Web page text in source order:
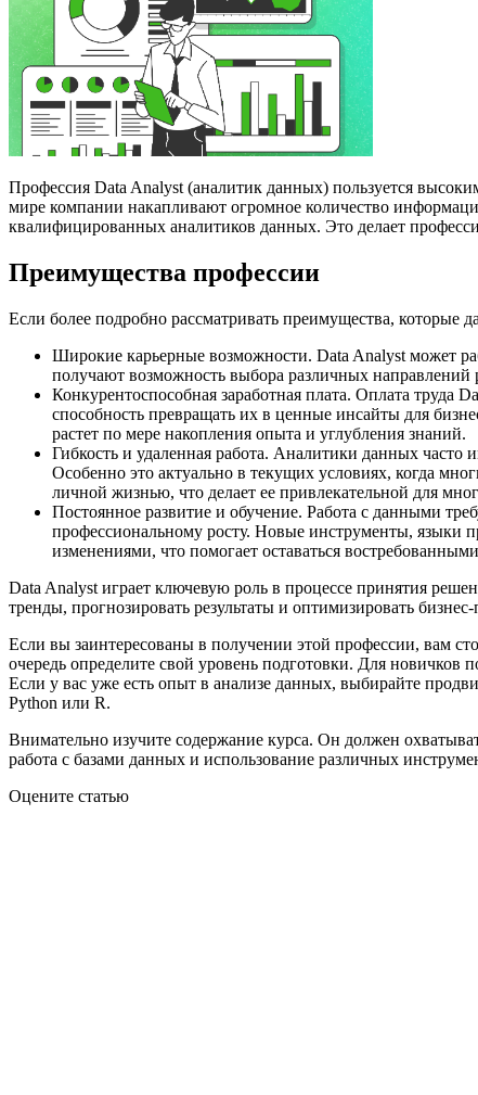
Профессия Data Analyst (аналитик данных) пользуется
мире компании накапливают огромное количество
квалифицированных аналитиков данных. Это делает
Преимущества профессии
Если более подробно рассматривать преимущества, которые
Широкие карьерные возможности. Data Analyst может
получают возможность выбора различных
Конкурентоспособная заработная плата. Оплата
способность превращать их в ценные инсайты для
растет по мере накопления опыта и углубления знаний.
Гибкость и удаленная работа. Аналитики данных часто
Особенно это актуально в текущих условиях, когда
личной жизнью, что делает ее привлекательной для
Постоянное развитие и обучение. Работа с данными
профессиональному росту. Новые инструменты, языки
изменениями, что помогает оставаться
Data Analyst играет ключевую роль в процессе принятия
тренды, прогнозировать результаты и оптимизировать
Если вы заинтересованы в получении этой профессии, вам
очередь определите свой уровень подготовки. Для
Если у вас уже есть опыт в анализе данных, выбирайте
Python или R.
Внимательно изучите содержание курса. Он должен
работа с базами данных и использование различных
Оцените статью